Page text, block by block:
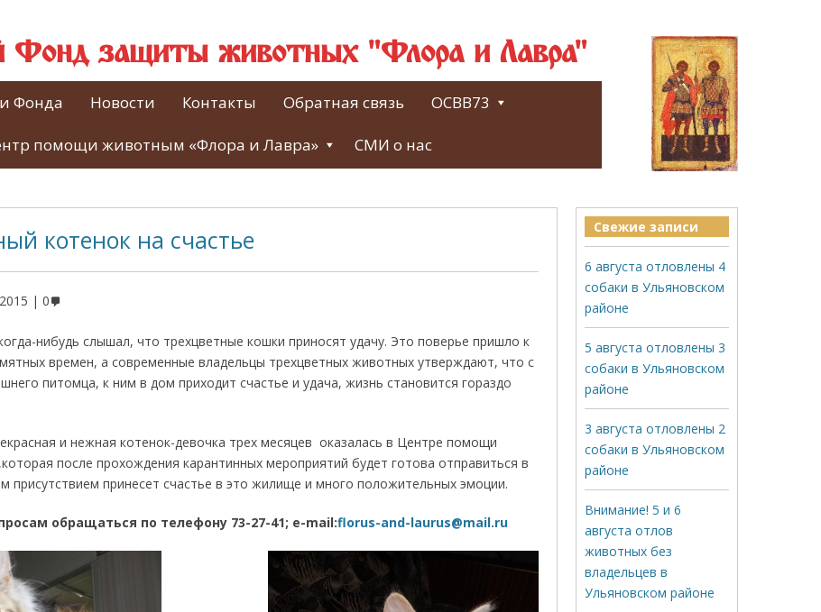
Фонд защиты животных "Флора и Лавра"
Фонда Новости Контакты Обратная связь ОСВВ73
помощи животным «Флора и Лавра» СМИ о нас
котенок на счастье
0
нибудь слышал, что трехцветные кошки приносят удачу. Это поверье пришло к
времен, а современные владельцы трехцветных животных утверждают, что с
питомца, к ним в дом приходит счастье и удача, жизнь становится гораздо
и нежная котенок-девочка трех месяцев оказалась в Центре помощи
после прохождения карантинных мероприятий будет готова отправиться в
присутствием принесет счастье в это жилище и много положительных эмоции.
обращаться по телефону 73-27-41; e-mail:florus-and-laurus@mail.ru
Свежие записи
6 августа отловлены 4
собаки в Ульяновском
районе
5 августа отловлены 3
собаки в Ульяновском
районе
3 августа отловлены 2
собаки в Ульяновском
районе
Внимание! 5 и 6
августа отлов
животных без
владельцев в
Ульяновском районе